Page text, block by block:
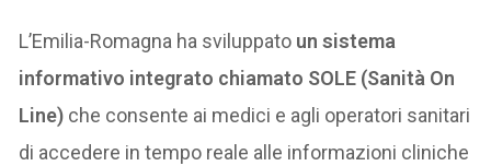
L’Emilia-Romagna ha sviluppato un sistema
informativo integrato chiamato SOLE (Sanità On
Line) che consente ai medici e agli operatori sanitari
di accedere in tempo reale alle informazioni cliniche